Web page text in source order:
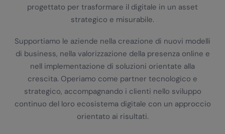
progettato per trasformare il digitale in un asset
strategico e misurabile.
Supportiamo le aziende nella creazione di nuovi modelli
di business, nella valorizzazione della presenza online e
nell implementazione di soluzioni orientate alla
crescita. Operiamo come partner tecnologico e
strategico, accompagnando i clienti nello sviluppo
continuo del loro ecosistema digitale con un approccio
orientato ai risultati.